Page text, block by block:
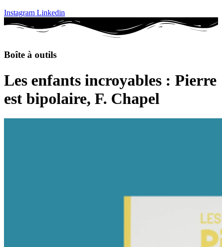
Instagram Linkedin
Boîte à outils
Les enfants incroyables : Pierre
est bipolaire, F. Chapel